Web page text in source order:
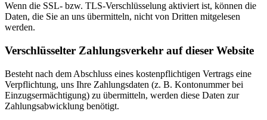
Wenn die SSL- bzw. TLS-Verschlüsselung aktiviert ist, können die
Daten, die Sie an uns übermitteln, nicht von Dritten mitgelesen
werden.
Verschlüsselter Zahlungsverkehr auf dieser Website
Besteht nach dem Abschluss eines kostenpflichtigen Vertrags eine
Verpflichtung, uns Ihre Zahlungsdaten (z. B. Kontonummer bei
Einzugsermächtigung) zu übermitteln, werden diese Daten zur
Zahlungsabwicklung benötigt.